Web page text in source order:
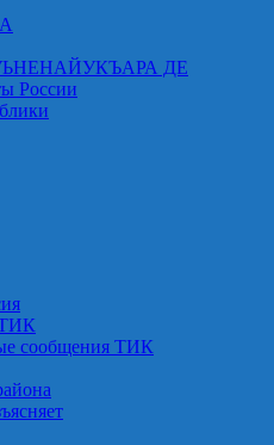
ДЕ
России
ТИК
сообщения ТИК